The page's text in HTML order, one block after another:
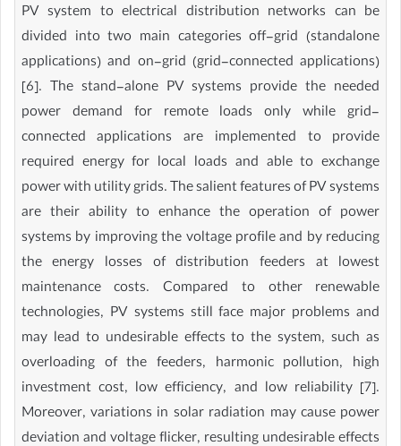
PV system to electrical distribution networks can be
divided into two main categories off-grid (standalone
applications) and on-grid (grid-connected applications)
[6]. The stand-alone PV systems provide the needed
power demand for remote loads only while grid-
connected applications are implemented to provide
required energy for local loads and able to exchange
power with utility grids. The salient features of PV systems
are their ability to enhance the operation of power
systems by improving the voltage profile and by reducing
the energy losses of distribution feeders at lowest
maintenance costs. Compared to other renewable
technologies, PV systems still face major problems and
may lead to undesirable effects to the system, such as
overloading of the feeders, harmonic pollution, high
investment cost, low efficiency, and low reliability [7].
Moreover, variations in solar radiation may cause power
deviation and voltage flicker, resulting undesirable effects